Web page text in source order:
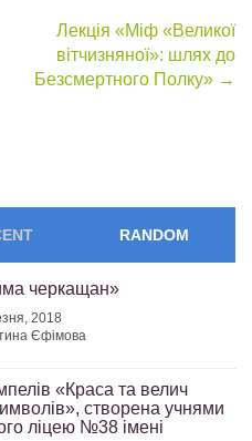
Лекція «Міф «Великої
вітчизняної»: шлях до
Безсмертного Полку» →
RANDOM
черкащан»
2018
Єфімова
«Краса та велич
створена учнями
ліцею №38 імені